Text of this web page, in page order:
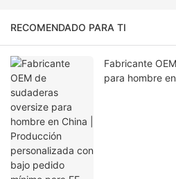
RECOMENDADO PARA TI
Fabricante
para hombre